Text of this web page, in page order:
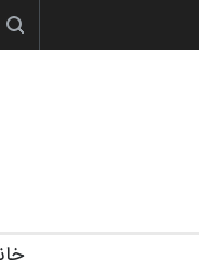
کارتون و پوستر «ایران